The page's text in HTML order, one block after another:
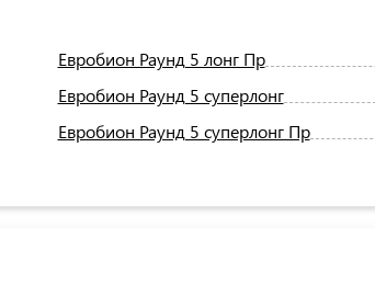
Евробион Раунд 5 лонг Пр
Евробион Раунд 5 суперлонг
Евробион Раунд 5 суперлонг Пр